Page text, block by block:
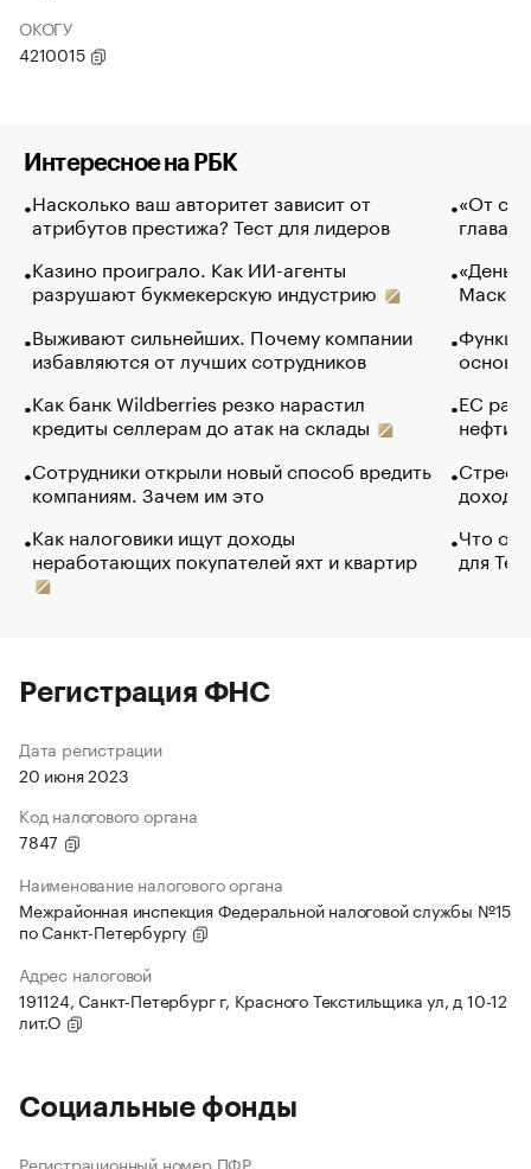
ОКОГУ
4210015
Интересное на РБК
Насколько ваш авторитет зависит от
атрибутов престижа? Тест для лидеров
Казино проиграло. Как ИИ-агенты
разрушают букмекерскую индустрию
Выживают сильнейших. Почему компании
избавляются от лучших сотрудников
Как банк Wildberries резко нарастил
кредиты селлерам до атак на склады
Сотрудники открыли новый способ вредить
компаниям. Зачем им это
Как налоговики ищут доходы
неработающих покупателей яхт и квартир
«От
глава
Маск в
основ
ЕС
нефти
Что
для
Регистрация ФНС
Дата регистрации
20 июня 2023
Код налогового органа
7847
Наименование налогового органа
Межрайонная инспекция Федеральной налоговой службы №15
по Санкт-Петербургу
Адрес налоговой
191124, Санкт-Петербург г, Красного Текстильщика ул, д 10-12
лит.О
Социальные фонды
Регистрационный номер ПФР